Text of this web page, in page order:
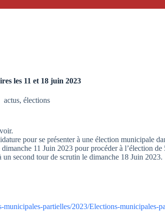
les 11 et 18 juin 2023
actus, élections
pour se présenter à une élection municipale
11 Juin 2023 pour procéder à l’élection
un second tour de scrutin le dimanche 18 Juin 2023.
partielles/2023/Elections-municipales-